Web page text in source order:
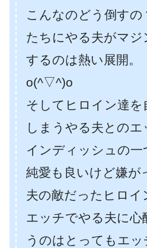
こんなのどう倒す
たちにやる夫がマジ
するのは熱い展開。
o(^▽^)o
そしてヒロイン達を
しまうやる夫とのエ
インディッシュの一
純愛も良いけど嫌が
夫の敵だったヒロイ
エッチでやる夫に心
うのはとってもエッ